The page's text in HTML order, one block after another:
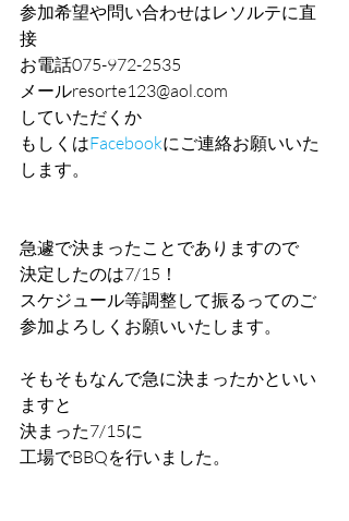
参加希望や問い合わせはレソルテに直
接
お電話075-972-2535
メールresorte123@aol.com
していただくか
もしくはFacebookにご連絡お願いいた
します。
急遽で決まったことでありますので
決定したのは7/15！
スケジュール等調整して振るってのご
参加よろしくお願いいたします。
そもそもなんで急に決まったかといい
ますと
決まった7/15に
工場でBBQを行いました。